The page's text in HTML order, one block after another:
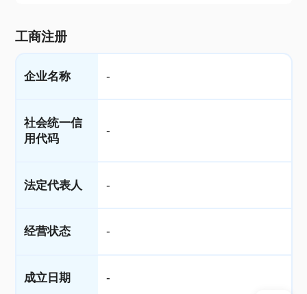
工商注册
企业名称 -
社会统一信
用代码
-
法定代表人 -
经营状态 -
成立日期 -